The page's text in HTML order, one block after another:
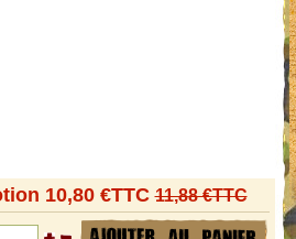
10,80 €TTC11,88 €TTC